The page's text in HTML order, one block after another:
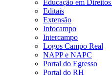
Educação em
Editais
Extensão
Infocampo
Intercampo
Logos Campo Real
NAPP e NAPC
Portal do Egresso
Portal do RH